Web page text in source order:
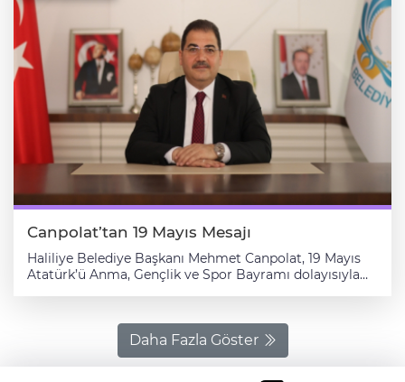
Canpolat’tan 19 Mayıs Mesajı
Haliliye Belediye Başkanı Mehmet Canpolat, 19 Mayıs
Atatürk’ü Anma, Gençlik ve Spor Bayramı dolayısıyla
dönüm noktası olduğunu ifade etti. Başkan Canpolat,
gençlerin Türkiye’nin yarınlarını inşa edecek en büyük
güç olduğunu belirterek, belediye olarak gençlere
Daha Fazla Göster